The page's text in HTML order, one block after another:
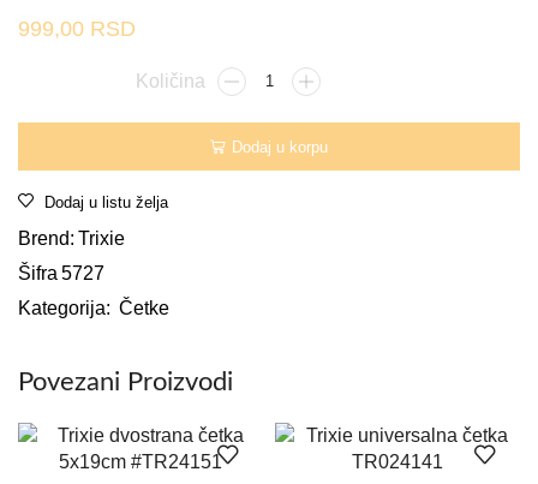
999,00 RSD
Dodaj u korpu
Dodaj u listu želja
Brend: Trixie
Šifra 5727
Kategorija: Četke
Povezani Proizvodi